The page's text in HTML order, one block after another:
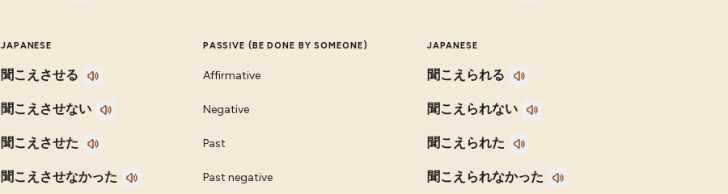
JAPANESE
聞こえさせる
聞こえさせない
聞こえさせた
聞こえさせなかった
PASSIVE (BE DONE BY SOMEONE) JAPANESE
Affirmative 聞こえられる
Negative 聞こえられない
Past 聞こえられた
Past negative 聞こえられなかった